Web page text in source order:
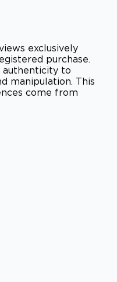
exclusively
purchase.
authenticity to
manipulation. This
come from